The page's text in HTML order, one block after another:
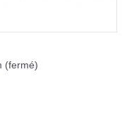
(fermé)